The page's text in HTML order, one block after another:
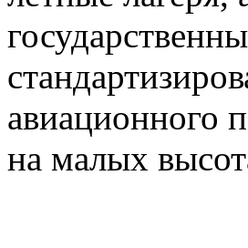
авиационного
на малых